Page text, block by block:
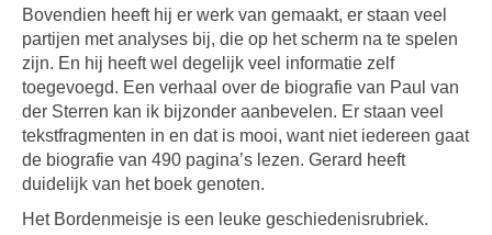
Bovendien heeft hij er werk van gemaakt, er staan veel
partijen met analyses bij, die op het scherm na te spelen
zijn. En hij heeft wel degelijk veel informatie zelf
toegevoegd. Een verhaal over de biografie van Paul van
der Sterren kan ik bijzonder aanbevelen. Er staan veel
tekstfragmenten in en dat is mooi, want niet iedereen gaat
de biografie van 490 pagina’s lezen. Gerard heeft
duidelijk van het boek genoten.
Het Bordenmeisje is een leuke geschiedenisrubriek.